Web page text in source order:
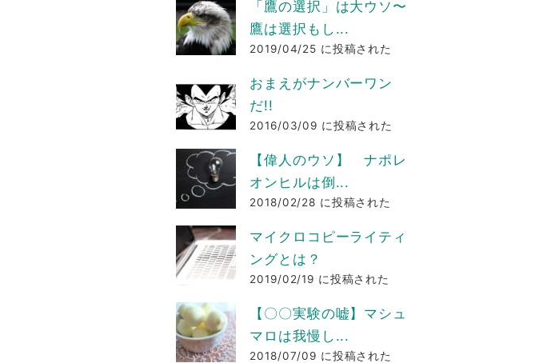
「鷹の選択」は大ウソ〜
鷹は選択もし...
2019/04/25 に投稿された
おまえがナンバーワン
だ!!
2016/03/09 に投稿された
【偉人のウソ】 ナポレ
オンヒルは倒...
2018/02/28 に投稿された
マイクロコピーライティ
ングとは？
2019/02/19 に投稿された
【〇〇実験の嘘】マシュ
マロは我慢し...
2018/07/09 に投稿された